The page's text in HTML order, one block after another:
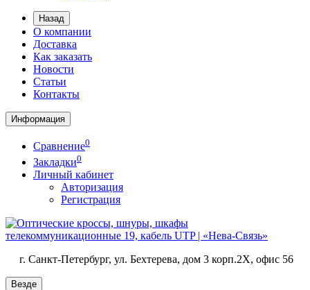
Назад
О компании
Доставка
Как заказать
Новости
Статьи
Контакты
Информация
Сравнение0
Закладки0
Личный кабинет
Авторизация
Регистрация
г. Санкт-Петербург, ул. Бехтерева, дом 3 корп.2X, офис 56
Везде